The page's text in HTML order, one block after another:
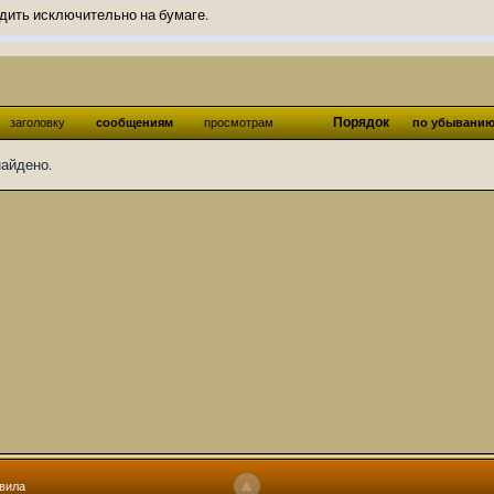
исключительно на бумаге.
и Ангелы из Ада были и будут только на бумаге.
Ангелов из Ада, а в электронном варианте нету вариантов?
какие, подскажите пожалуйста?)
аболетов на бусти:
нужны? Так эта организация описана в "Лордах тьмы", книге правил по
организацию искажённая руна? Это некро-вампо нечистивая
процесс не очень быстрый будет. Думаю в течении 1-2 месяцев
с телефона не очень удобно)
по ходу чтения правлю. Получается не совнлитературный перевод,
заголовку сообщениям просмотрам Порядок по убыванию